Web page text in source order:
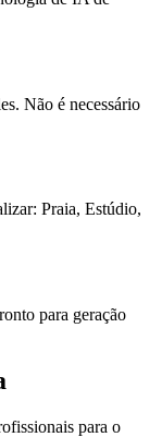
Não é necessário
Praia, Estúdio,
para geração
para o